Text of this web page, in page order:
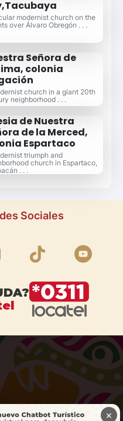
modernist church on the
over Álvaro Obregón . . .
Señora de
colonia
church in a giant 20th
neighborhood . . .
de Nuestra
de la Merced,
Espartaco
triumph and
church in Espartaco,
. . .
Sociales
×